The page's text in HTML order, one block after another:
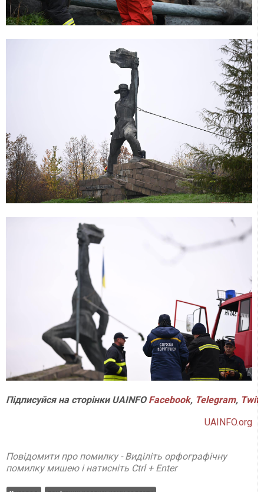
Підписуйся на сторінки UAINFO Facebook, Telegram,
UAINFO.org
Повідомити про помилку - Виділіть орфографічну
помилку мишею і натисніть Ctrl + Enter